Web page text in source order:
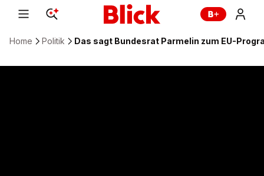
Home Politik Das sagt Bundesrat Parmelin zum EU-